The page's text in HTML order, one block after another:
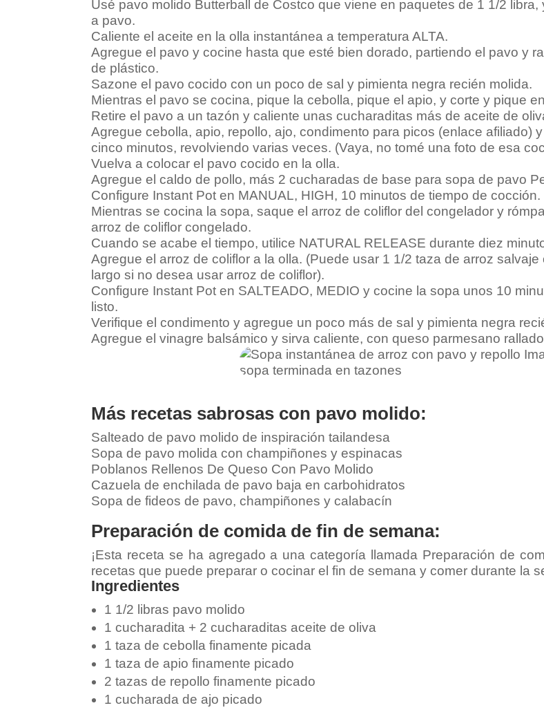
Usé pavo molido Butterball de Costco que viene en paquetes de 1 1/2
a pavo.
Caliente el aceite en la olla instantánea a temperatura ALTA.
Agregue el pavo y cocine hasta que esté bien dorado, partiendo el pavo y
de plástico.
Sazone el pavo cocido con un poco de sal y pimienta negra recién molida.
Mientras el pavo se cocina, pique la cebolla, pique el apio, y corte y pique
Retire el pavo a un tazón y caliente unas cucharaditas más de aceite de
Agregue cebolla, apio, repollo, ajo, condimento para picos (enlace afiliado)
cinco minutos, revolviendo varias veces. (Vaya, no tomé una foto de esa
Vuelva a colocar el pavo cocido en la olla.
Agregue el caldo de pollo, más 2 cucharadas de base para sopa de pavo
Configure Instant Pot en MANUAL, HIGH, 10 minutos de tiempo de cocción.
Mientras se cocina la sopa, saque el arroz de coliflor del congelador y
arroz de coliflor congelado.
Cuando se acabe el tiempo, utilice NATURAL RELEASE durante diez
Agregue el arroz de coliflor a la olla. (Puede usar 1 1/2 taza de arroz
largo si no desea usar arroz de coliflor).
Configure Instant Pot en SALTEADO, MEDIO y cocine la sopa unos 10
listo.
Verifique el condimento y agregue un poco más de sal y pimienta negra
Agregue el vinagre balsámico y sirva caliente, con queso parmesano
Más recetas sabrosas con pavo molido:
Salteado de pavo molido de inspiración tailandesa
Sopa de pavo molida con champiñones y espinacas
Poblanos Rellenos De Queso Con Pavo Molido
Cazuela de enchilada de pavo baja en carbohidratos
Sopa de fideos de pavo, champiñones y calabacín
Preparación de comida de fin de semana:
¡Esta receta se ha agregado a una categoría llamada Preparación de
recetas que puede preparar o cocinar el fin de semana y comer durante la
Ingredientes
1 1/2 libras pavo molido
1 cucharadita + 2 cucharaditas aceite de oliva
1 taza de cebolla finamente picada
1 taza de apio finamente picado
2 tazas de repollo finamente picado
1 cucharada de ajo picado